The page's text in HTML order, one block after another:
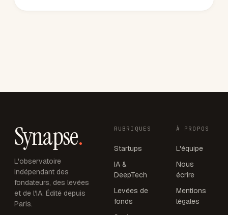
Synapse.
L'observatoire
indépendant des
fondateurs, des levées
et de l'IA. Édité depuis
Paris.
RUBRIQUES
Startups
IA &
DeepTech
Levées de
fonds
À PROPOS
L'équipe
Nous
écrire
Mentions
légales